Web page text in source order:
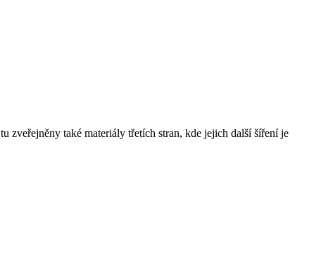
zveřejněny také materiály třetích stran, kde jejich další šíření je